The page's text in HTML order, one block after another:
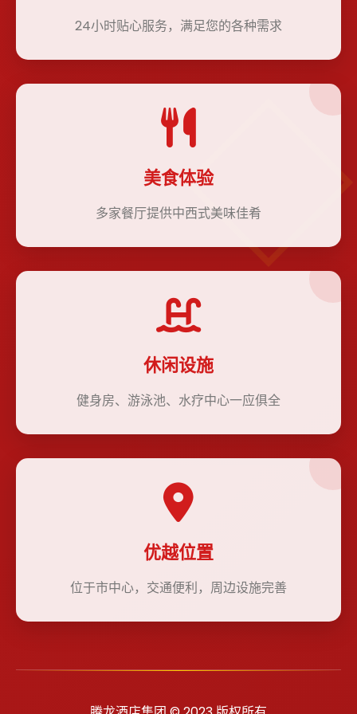
24小时贴心服务，满足您的各种需求
美食体验
多家餐厅提供中西式美味佳肴
休闲设施
健身房、游泳池、水疗中心一应俱全
优越位置
位于市中心，交通便利，周边设施完善